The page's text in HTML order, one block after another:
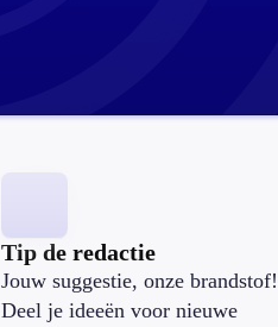
Tip de redactie
Jouw suggestie, onze brandstof!
Deel je ideeën voor nieuwe